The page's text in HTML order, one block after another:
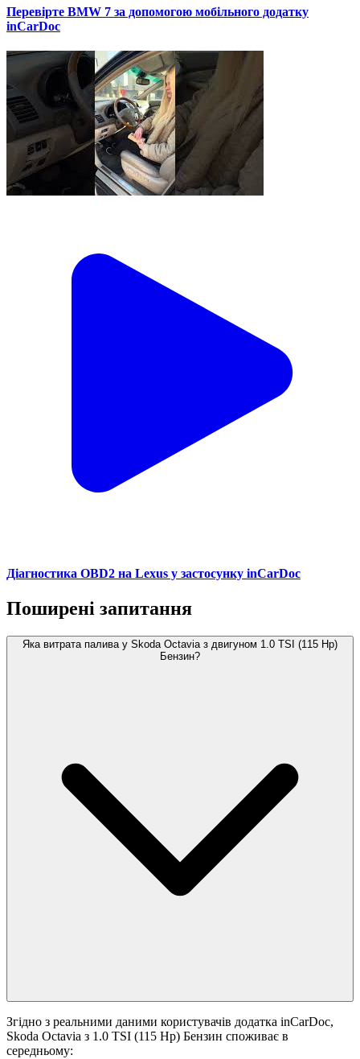
Перевірте BMW 7 за допомогою мобільного додатку
inCarDoc
Діагностика OBD2 на Lexus у застосунку inCarDoc
Поширені запитання
Яка витрата палива у Skoda Octavia з двигуном 1.0 TSI (115 Hp)
Бензин?
Згідно з реальними даними користувачів додатка inCarDoc,
Skoda Octavia з 1.0 TSI (115 Hp) Бензин споживає в
середньому: